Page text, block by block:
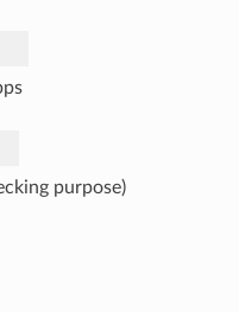
purpose)